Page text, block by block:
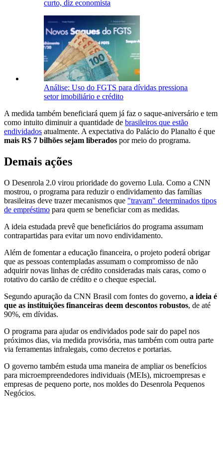
curto, diz economista
Análise: Uso do FGTS para dívidas pressiona
setor imobiliário e crédito
A medida também beneficiará quem já faz o saque-aniversário e tem
como intuito diminuir a quantidade de brasileiros que estão
endividados atualmente. A expectativa do Palácio do Planalto é que
mais R$ 7 bilhões sejam liberados por meio do programa.
Demais ações
O Desenrola 2.0 virou prioridade do governo Lula. Como a CNN
mostrou, o programa para reduzir o endividamento das famílias
brasileiras deve trazer mecanismos que "travam" determinados tipos
de empréstimo para quem se beneficiar com as medidas.
A ideia estudada prevê que beneficiários do programa assumam
contrapartidas para evitar um novo endividamento.
Além de fomentar a educação financeira, o projeto poderá obrigar
que as pessoas contempladas assumam o compromisso de não
adquirir novas linhas de crédito consideradas mais caras, como o
rotativo do cartão de crédito e o cheque especial.
Segundo apuração da CNN Brasil com fontes do governo, a ideia é
que as instituições financeiras deem descontos robustos, de até
90%, em dívidas.
O programa para ajudar os endividados pode sair do papel nos
próximos dias, via medida provisória, mas também com outra parte
via ferramentas infralegais, como decretos e portarias.
O governo também estuda uma maneira de ampliar os benefícios
para microempreendedores individuais (MEIs), microempresas e
empresas de pequeno porte, nos moldes do Desenrola Pequenos
Negócios.